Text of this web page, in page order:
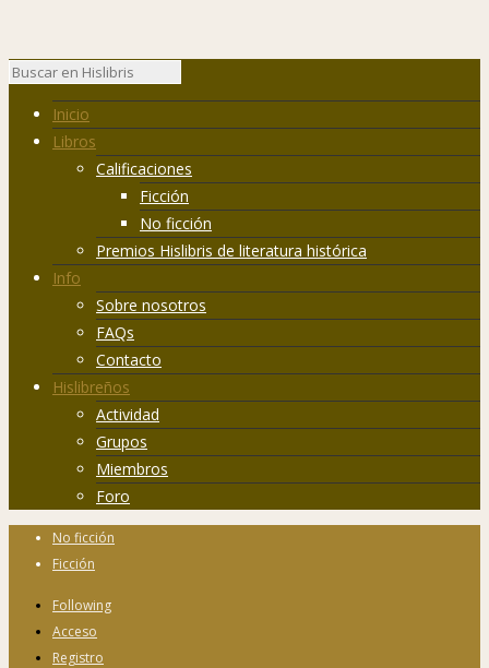
Inicio
Libros
Calificaciones
Ficción
No ficción
Premios Hislibris de literatura histórica
Info
Sobre nosotros
FAQs
Contacto
Hislibreños
Actividad
Grupos
Miembros
Foro
No ficción
Ficción
Following
Acceso
Registro